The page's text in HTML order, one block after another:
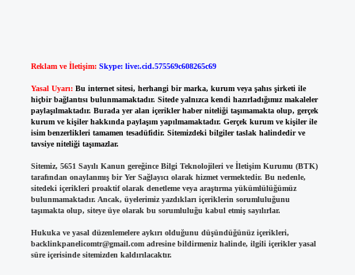
Reklam ve İletişim: Skype: live:.cid.575569c608265c69
Yasal Uyarı: Bu internet sitesi, herhangi bir marka, kurum veya şahıs şirketi ile
hiçbir bağlantısı bulunmamaktadır. Sitede yalnızca kendi hazırladığımız makaleler
paylaşılmaktadır. Burada yer alan içerikler haber niteliği taşımamakta olup, gerçek
kurum ve kişiler hakkında paylaşım yapılmamaktadır. Gerçek kurum ve kişiler ile
isim benzerlikleri tamamen tesadüfidir. Sitemizdeki bilgiler taslak halindedir ve
tavsiye niteliği taşımazlar.
Sitemiz, 5651 Sayılı Kanun gereğince Bilgi Teknolojileri ve İletişim Kurumu (BTK)
tarafından onaylanmış bir Yer Sağlayıcı olarak hizmet vermektedir. Bu nedenle,
sitedeki içerikleri proaktif olarak denetleme veya araştırma yükümlülüğümüz
bulunmamaktadır. Ancak, üyelerimiz yazdıkları içeriklerin sorumluluğunu
taşımakta olup, siteye üye olarak bu sorumluluğu kabul etmiş sayılırlar.
Hukuka ve yasal düzenlemelere aykırı olduğunu düşündüğünüz içerikleri,
backlinkpanelicomtr@gmail.comadresine bildirmeniz halinde, ilgili içerikler yasal
süre içerisinde sitemizden kaldırılacaktır.